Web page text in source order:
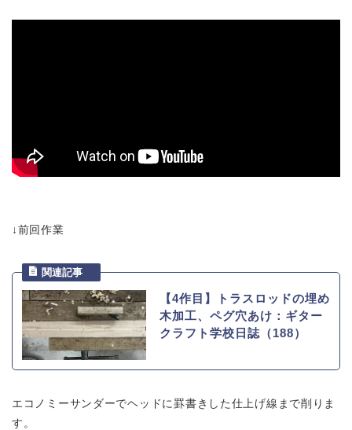
↓前回作業
【4作目】トラスロッドの埋め
木加工、ペグ穴あけ：ギター
クラフト学校日誌（188）
エコノミーサンダーでヘッドに罫書きした仕上げ線まで削りま
す。